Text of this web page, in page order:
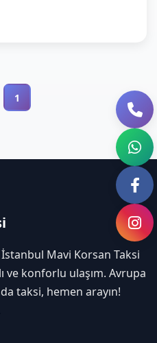
1
Mavi Korsan Taksi
ve konforlu ulaşım. Avrupa
taksi, hemen arayın!